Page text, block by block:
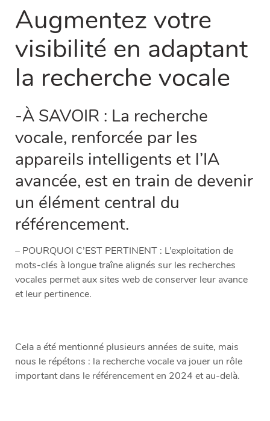
Augmentez votre
visibilité en adaptant
la recherche vocale
-À SAVOIR : La recherche
vocale, renforcée par les
appareils intelligents et l’IA
avancée, est en train de devenir
un élément central du
référencement.
– POURQUOI C’EST PERTINENT : L’exploitation de
mots-clés à longue traîne alignés sur les recherches
vocales permet aux sites web de conserver leur avance
et leur pertinence.
Cela a été mentionné plusieurs années de suite, mais
nous le répétons : la recherche vocale va jouer un rôle
important dans le référencement en 2024 et au-delà.